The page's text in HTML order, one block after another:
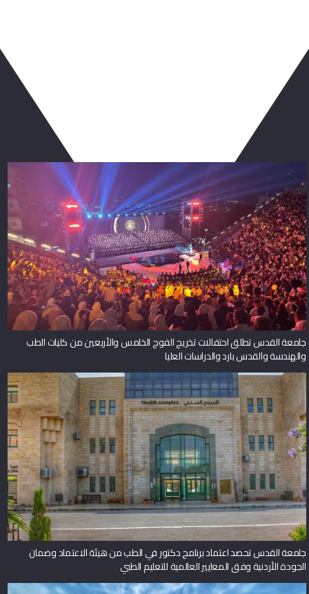
جامعة القدس تطلق احتفالات تخريج الفوج الخامس والأربعين من كليات الطب
والهندسة والقدس بارد والدراسات العليا
جامعة القدس تحصد اعتماد برنامج دكتور في الطب من هيئة الاعتماد وضمان
الجودة الأردنية وفق المعايير العالمية للتعليم الطبي